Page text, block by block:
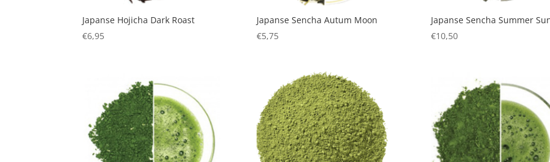
Japanse Hojicha Dark Roast
€6,95
Japanse Sencha Autum Moon
€5,75
Japanse Sencha Summer
€10,50